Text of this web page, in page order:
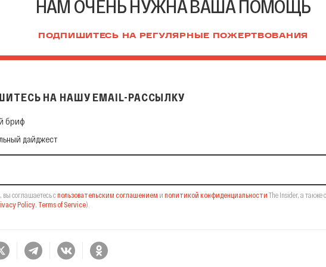
НАМ ОЧЕНЬ НУЖНА ВАША ПОМОЩЬ
ПОДПИШИТЕСЬ НА РЕГУЛЯРНЫЕ ПОЖЕРТВОВАНИЯ
НА НАШУ EMAIL-РАССЫЛКУ
на нашу Email-рассылку
бриф
дайджест
вы соглашаетесь спользовательским соглашением и политикой конфиденциальности The Insider, а также
Policy, Terms of Service).